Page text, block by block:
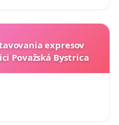
expresov
Považská Bystrica